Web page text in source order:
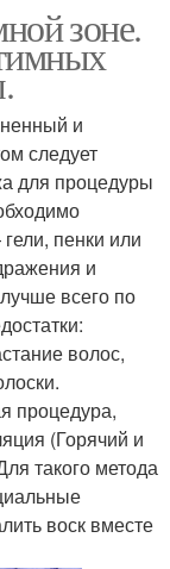
зоне.
и
следует
для процедуры
пенки или
и
всего по
волос,
процедура,
(Горячий и
такого метода
воск вместе